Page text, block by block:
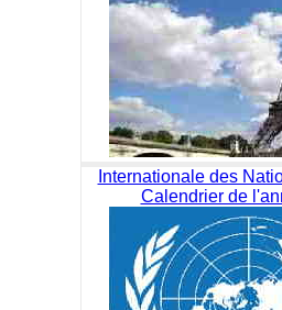
Internationale des
Calendrier de